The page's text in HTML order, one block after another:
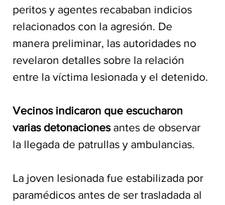
peritos y agentes recababan indicios
relacionados con la agresión. De
manera preliminar, las autoridades no
revelaron detalles sobre la relación
entre la víctima lesionada y el detenido.
Vecinos indicaron que escucharon
varias detonaciones antes de observar
la llegada de patrullas y ambulancias.
La joven lesionada fue estabilizada por
paramédicos antes de ser trasladada al